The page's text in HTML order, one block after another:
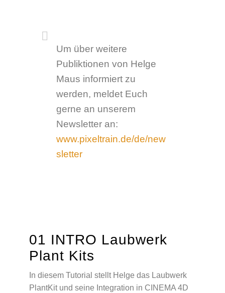
Um über weitere
Publiktionen von Helge
Maus informiert zu
werden, meldet Euch
gerne an unserem
Newsletter an:
www.pixeltrain.de/de/new
sletter
01 INTRO Laubwerk
Plant Kits
In diesem Tutorial stellt Helge das Laubwerk
PlantKit und seine Integration in CINEMA 4D